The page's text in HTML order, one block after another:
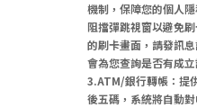
機制，保障您的個人
阻擋彈跳視窗以避免
的刷卡畫面，請發訊
會為您查詢是否有成立
3.ATM/銀行轉帳：提
後五碼，系統將自動